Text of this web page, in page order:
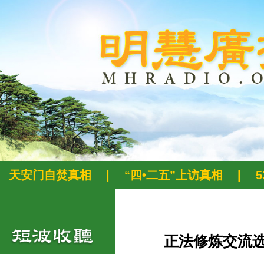
天安门自焚真相 “四•二五”上访真相
正法修炼交流